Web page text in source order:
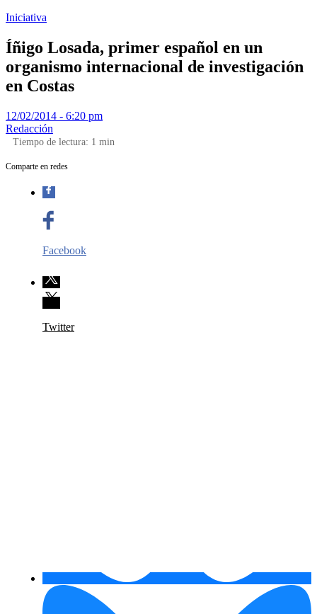
Iniciativa
Íñigo Losada, primer español en un
organismo internacional de investigación
en Costas
12/02/2014 - 6:20 pm
Redacción
Tiempo de lectura: 1 min
Comparte en redes
Facebook
Twitter